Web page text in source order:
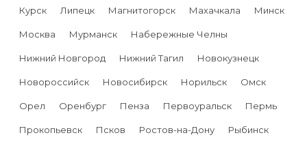
Курск Липецк Магнитогорск Махачкала Минск
Москва Мурманск Набережные Челны
Нижний Новгород Нижний Тагил Новокузнецк
Новороссийск Новосибирск Норильск Омск
Орел Оренбург Пенза Первоуральск Пермь
Прокопьевск Псков Ростов-на-Дону Рыбинск